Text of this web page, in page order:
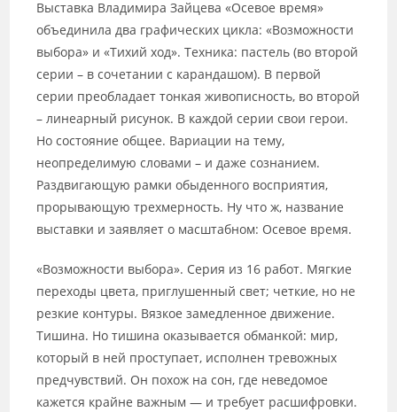
Выставка Владимира Зайцева «Осевое время»
объединила два графических цикла: «Возможности
выбора» и «Тихий ход». Техника: пастель (во второй
серии – в сочетании с карандашом). В первой
серии преобладает тонкая живописность, во второй
– линеарный рисунок. В каждой серии свои герои.
Но состояние общее. Вариации на тему,
неопределимую словами – и даже сознанием.
Раздвигающую рамки обыденного восприятия,
прорывающую трехмерность. Ну что ж, название
выставки и заявляет о масштабном: Осевое время.
«Возможности выбора». Серия из 16 работ. Мягкие
переходы цвета, приглушенный свет; четкие, но не
резкие контуры. Вязкое замедленное движение.
Тишина. Но тишина оказывается обманкой: мир,
который в ней проступает, исполнен тревожных
предчувствий. Он похож на сон, где неведомое
кажется крайне важным — и требует расшифровки.